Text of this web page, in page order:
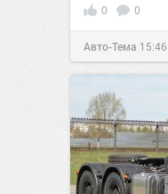
0 0
Авто-Тема 15:46